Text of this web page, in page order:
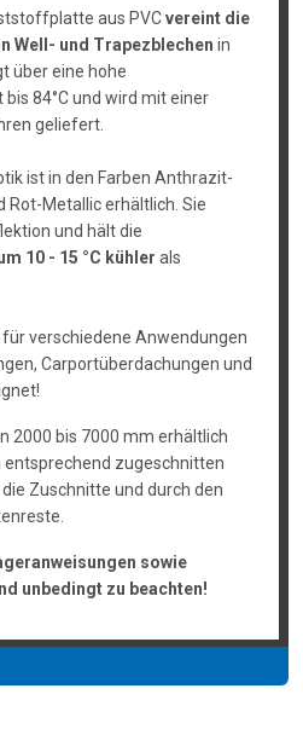
aus PVCvereint die
Well- und Trapezblechen in
über eine hohe
84°C und wird mit einer
geliefert.
ist in den Farben Anthrazit-
Rot-Metallic erhältlich. Sie
und hält die
10 - 15 °C kühler als
verschiedene Anwendungen
Carportüberdachungen und
2000 bis 7000 mm erhältlich
entsprechend zugeschnitten
Zuschnitte und durch den
sowie
unbedingt zu beachten!